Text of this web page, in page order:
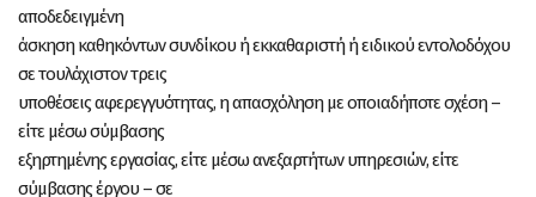
αποδεδειγμένη
άσκηση καθηκόντων συνδίκου ή εκκαθαριστή ή ειδικού εντολοδόχου
σε τουλάχιστον τρεις
υποθέσεις αφερεγγυότητας, η απασχόληση με οποιαδήποτε σχέση –
είτε μέσω σύμβασης
εξηρτημένης εργασίας, είτε μέσω ανεξαρτήτων υπηρεσιών, είτε
σύμβασης έργου – σε